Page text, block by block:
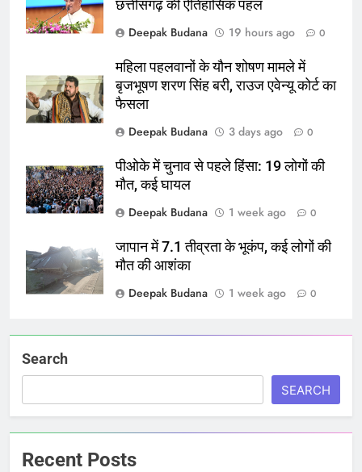
छत्तीसगढ़ की ऐतिहासिक पहल
Deepak Budana
19 hours ago 0
महिला पहलवानों के यौन शोषण मामले में
बृजभूषण शरण सिंह बरी, राउज एवेन्यू कोर्ट का
फैसला
Deepak Budana
3 days ago 0
पीओके में चुनाव से पहले हिंसा: 19 लोगों की
मौत, कई घायल
Deepak Budana
1 week ago 0
जापान में 7.1 तीव्रता के भूकंप, कई लोगों की
मौत की आशंका
Deepak Budana
1 week ago 0
Search
SEARCH
Recent Posts